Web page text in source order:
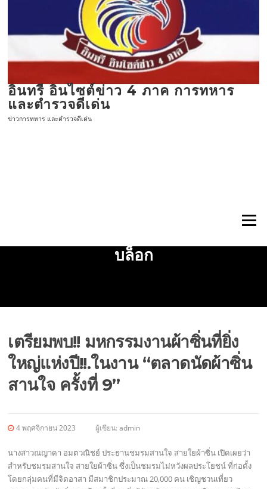
อินทรี อินไซต์ข่าว 4 ภาค การทหาร
และตำรวจดีเด่น
ข่าวการทหาร และตำรวจดีเด่น
เมนู
บล็อก
เตรียมพบ!! มหกรรมงานผ้าซิ่นที่ยิ่ง
ใหญ่แห่งปี!!.ในงาน “ตลาดนัดผ้าซิ่น
สานใจ ครั้งที่ 9”
4 พฤศจิกายน 2023 ผู้เขียน:admin
นางสาวณญาดา อมตวณิชย์ ประธานชมรมสานใจ สายใยผ้าซิ่น เปิดเผยว่า
สำหรับชมรมสานใจ สายใยผ้าซิ่น ซึ่งเป็นชมรมไม่หวังผลประโยชน์ ที่ก่อตั้ง
โดยกลุ่มคนที่มีจิตอาสา มีสมาชิกประมาณ 20,000 คน เชิญชวนเที่ยว